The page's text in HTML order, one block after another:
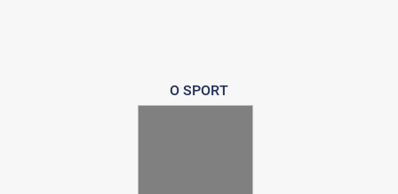
O SPORT